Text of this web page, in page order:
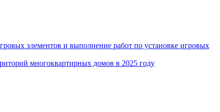
элементов и выполнение работ по установке игровых
многоквартирных домов в 2025 году